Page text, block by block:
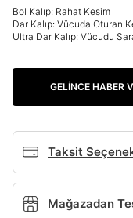
Bol Kalıp: Rahat Kesim
Dar Kalıp: Vücuda Oturan
Ultra Dar Kalıp: Vücudu
GELINCE HABER
Taksit
Mağazadan
Ad*
E-posta Adresi*